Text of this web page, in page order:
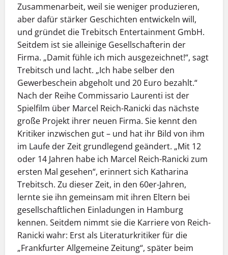
Zusammenarbeit, weil sie weniger produzieren,
aber dafür stärker Geschichten entwickeln will,
und gründet die Trebitsch Entertainment GmbH.
Seitdem ist sie alleinige Gesellschafterin der
Firma. „Damit fühle ich mich ausgezeichnet!“, sagt
Trebitsch und lacht. „Ich habe selber den
Gewerbeschein abgeholt und 20 Euro bezahlt.“
Nach der Reihe Commissario Laurenti ist der
Spielfilm über Marcel Reich-Ranicki das nächste
große Projekt ihrer neuen Firma. Sie kennt den
Kritiker inzwischen gut – und hat ihr Bild von ihm
im Laufe der Zeit grundlegend geändert. „Mit 12
oder 14 Jahren habe ich Marcel Reich-Ranicki zum
ersten Mal gesehen“, erinnert sich Katharina
Trebitsch. Zu dieser Zeit, in den 60er-Jahren,
lernte sie ihn gemeinsam mit ihren Eltern bei
gesellschaftlichen Einladungen in Hamburg
kennen. Seitdem nimmt sie die Karriere von Reich-
Ranicki wahr: Erst als Literaturkritiker für die
„Frankfurter Allgemeine Zeitung“, später beim